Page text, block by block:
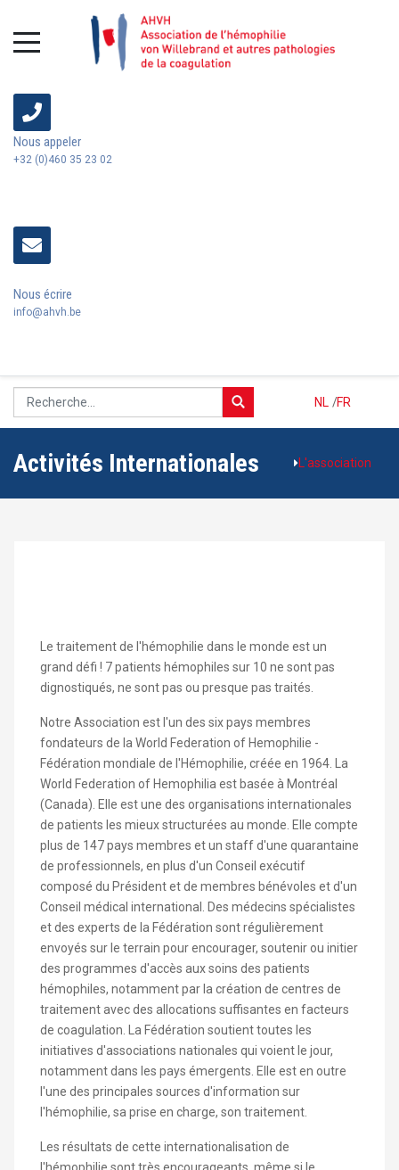
Nous appeler
+32 (0)460 35 23 02
Nous écrire
info@ahvh.be
NL FR
/
Activités Internationales L'association
Le traitement de l'hémophilie dans le monde est un
grand défi ! 7 patients hémophiles sur 10 ne sont pas
dignostiqués, ne sont pas ou presque pas traités.
Notre Association est l'un des six pays membres
fondateurs de la World Federation of Hemophilie -
Fédération mondiale de l'Hémophilie, créée en 1964. La
World Federation of Hemophilia est basée à Montréal
(Canada). Elle est une des organisations internationales
de patients les mieux structurées au monde. Elle compte
plus de 147 pays membres et un staff d'une quarantaine
de professionnels, en plus d'un Conseil exécutif
composé du Président et de membres bénévoles et d'un
Conseil médical international. Des médecins spécialistes
et des experts de la Fédération sont régulièrement
envoyés sur le terrain pour encourager, soutenir ou initier
des programmes d'accès aux soins des patients
hémophiles, notamment par la création de centres de
traitement avec des allocations suffisantes en facteurs
de coagulation. La Fédération soutient toutes les
initiatives d'associations nationales qui voient le jour,
notamment dans les pays émergents. Elle est en outre
l'une des principales sources d'information sur
l'hémophilie, sa prise en charge, son traitement.
Les résultats de cette internationalisation de
l'hémophilie sont très encourageants, même si le